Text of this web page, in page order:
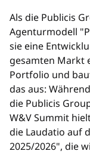
Als die Publicis
Agenturmodell
sie eine
gesamten Markt
Portfolio und
das aus:
die Publicis
W&V Summit
die Laudatio auf
2025/2026", die